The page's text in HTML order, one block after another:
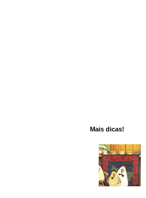
Mais dicas!